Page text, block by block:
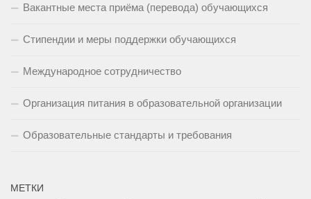
Вакантные места приёма (перевода) обучающихся
Стипендии и меры поддержки обучающихся
Международное сотрудничество
Организация питания в образовательной организации
Образовательные стандарты и требования
МЕТКИ